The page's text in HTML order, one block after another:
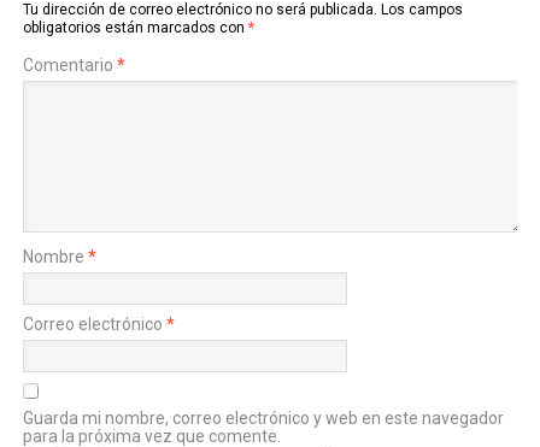
Tu dirección de correo electrónico no será publicada. Los campos
obligatorios están marcados con *
Comentario *
Nombre *
Correo electrónico *
Guarda mi nombre, correo electrónico y web en este navegador
para la próxima vez que comente.